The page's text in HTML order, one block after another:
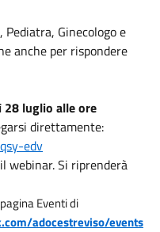
Ginecologo e
anche per rispondere
28 luglio alle ore
direttamente:
edv
webinar. Si riprenderà
Eventi di
adocestreviso/events